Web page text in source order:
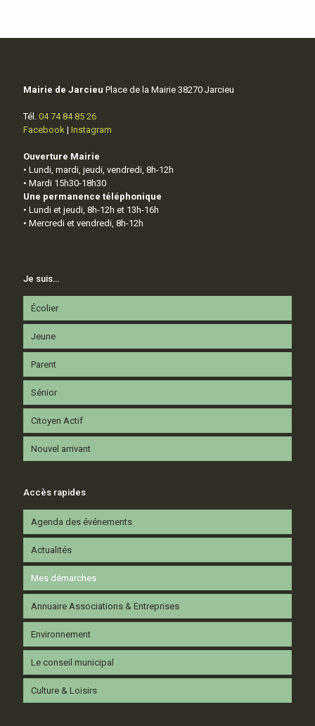
Mairie de Jarcieu Place de la Mairie 38270 Jarcieu
Tél. 04 74 84 85 26
Facebook | Instagram
Ouverture Mairie
• Lundi, mardi, jeudi, vendredi, 8h-12h
• Mardi 15h30-18h30
Une permanence téléphonique
• Lundi et jeudi, 8h-12h et 13h-16h
• Mercredi et vendredi, 8h-12h
Je suis…
Écolier
Jeune
Parent
Sénior
Citoyen Actif
Nouvel arrivant
Accès rapides
Agenda des événements
Actualités
Mes démarches
Annuaire Associations & Entreprises
Environnement
Le conseil municipal
Culture & Loisirs